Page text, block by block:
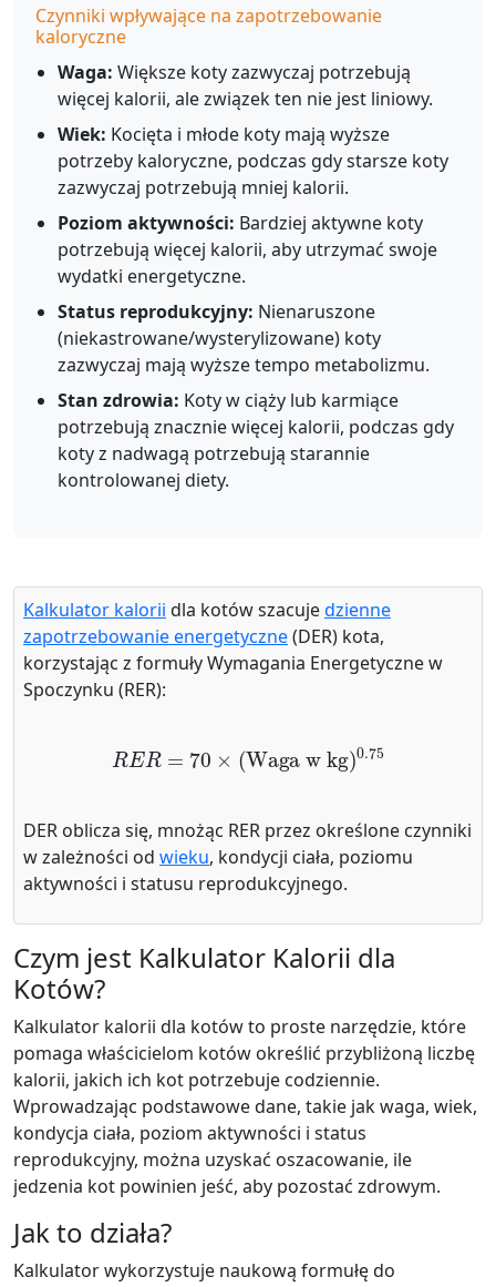
Czynniki wpływające na zapotrzebowanie
kaloryczne
Waga: Większe koty zazwyczaj potrzebują
więcej kalorii, ale związek ten nie jest liniowy.
Wiek: Kocięta i młode koty mają wyższe
potrzeby kaloryczne, podczas gdy starsze koty
zazwyczaj potrzebują mniej kalorii.
Poziom aktywności: Bardziej aktywne koty
potrzebują więcej kalorii, aby utrzymać swoje
wydatki energetyczne.
Status reprodukcyjny: Nienaruszone
(niekastrowane/wysterylizowane) koty
zazwyczaj mają wyższe tempo metabolizmu.
Stan zdrowia: Koty w ciąży lub karmiące
potrzebują znacznie więcej kalorii, podczas gdy
koty z nadwagą potrzebują starannie
kontrolowanej diety.
Kalkulator kalorii dla kotów szacujedzienne
zapotrzebowanie energetyczne(DER) kota,
korzystając z formuły Wymagania Energetyczne w
Spoczynku (RER):
Waga w kg 0.75
DER oblicza się, mnożąc RER przez określone czynniki
w zależności od wieku, kondycji ciała, poziomu
aktywności i statusu reprodukcyjnego.
Czym jest Kalkulator Kalorii dla
Kotów?
Kalkulator kalorii dla kotów to proste narzędzie, które
pomaga właścicielom kotów określić przybliżoną liczbę
kalorii, jakich ich kot potrzebuje codziennie.
Wprowadzając podstawowe dane, takie jak waga, wiek,
kondycja ciała, poziom aktywności i status
reprodukcyjny, można uzyskać oszacowanie, ile
jedzenia kot powinien jeść, aby pozostać zdrowym.
Jak to działa?
Kalkulator wykorzystuje naukową formułę do